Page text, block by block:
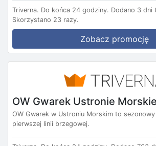
Triverna. Do końca 24 godziny. Dodano 3 dni
Skorzystano 23 razy.
Zobacz promocję
OW Gwarek Ustronie Morskie
OW Gwarek w Ustroniu Morskim to
pierwszej linii brzegowej.